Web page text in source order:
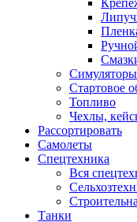
Симуляторы
Стартовое
Топливо
Чехлы,
Рассортировать
Самолеты
Спецтехника
Вся
Танки